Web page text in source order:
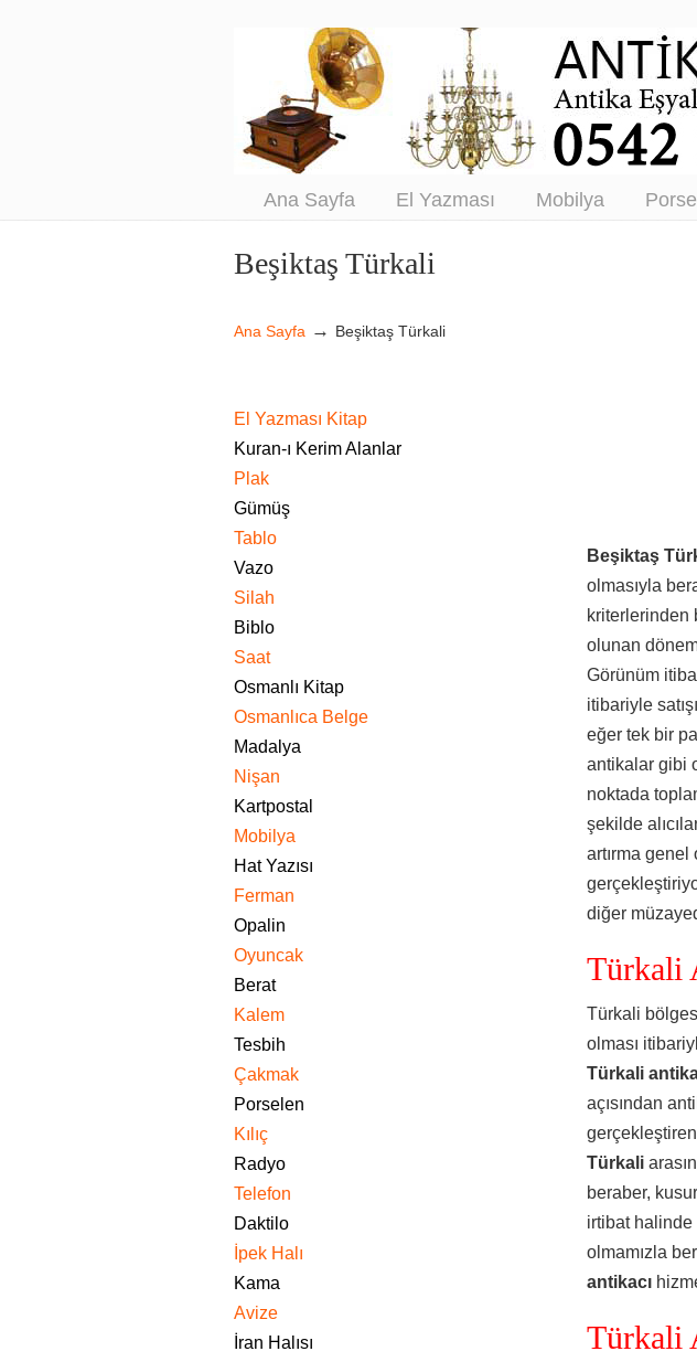
Antikacı –
Satım
Ana Sayfa El Yazması Mobilya
Navigation
Beşiktaş Türkali
Ana Sayfa → Beşiktaş Türkali
Beşiktaş
olmasıyla
kriterlerinden
olunan
Görünüm
itibariyle
eğer tek bir
antikalar gibi
noktada
şekilde
artırma genel
diğer
Türkali
Türkali
olması
Türkali
açısından
Türkali
beraber,
irtibat halinde
olmamızla
antikacı
Türkali
El Yazması Kitap
Kuran-ı Kerim Alanlar
Plak
Gümüş
Tablo
Vazo
Silah
Biblo
Saat
Osmanlı Kitap
Osmanlıca Belge
Madalya
Nişan
Kartpostal
Mobilya
Hat Yazısı
Ferman
Opalin
Oyuncak
Berat
Kalem
Tesbih
Çakmak
Porselen
Kılıç
Radyo
Telefon
Daktilo
İpek Halı
Kama
Avize
İran Halısı